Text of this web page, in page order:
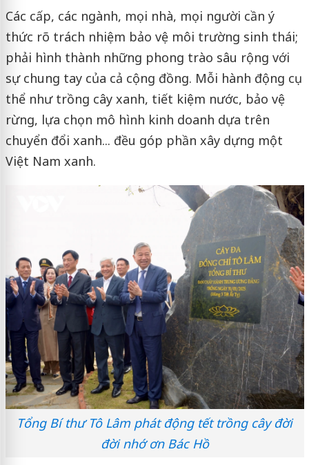
Các cấp, các ngành, mọi nhà, mọi người cần ý
thức rõ trách nhiệm bảo vệ môi trường sinh thái;
phải hình thành những phong trào sâu rộng với
sự chung tay của cả cộng đồng. Mỗi hành động cụ
thể như trồng cây xanh, tiết kiệm nước, bảo vệ
rừng, lựa chọn mô hình kinh doanh dựa trên
chuyển đổi xanh... đều góp phần xây dựng một
Việt Nam xanh.
Tổng Bí thư Tô Lâm phát động tết trồng cây đời
đời nhớ ơn Bác Hồ